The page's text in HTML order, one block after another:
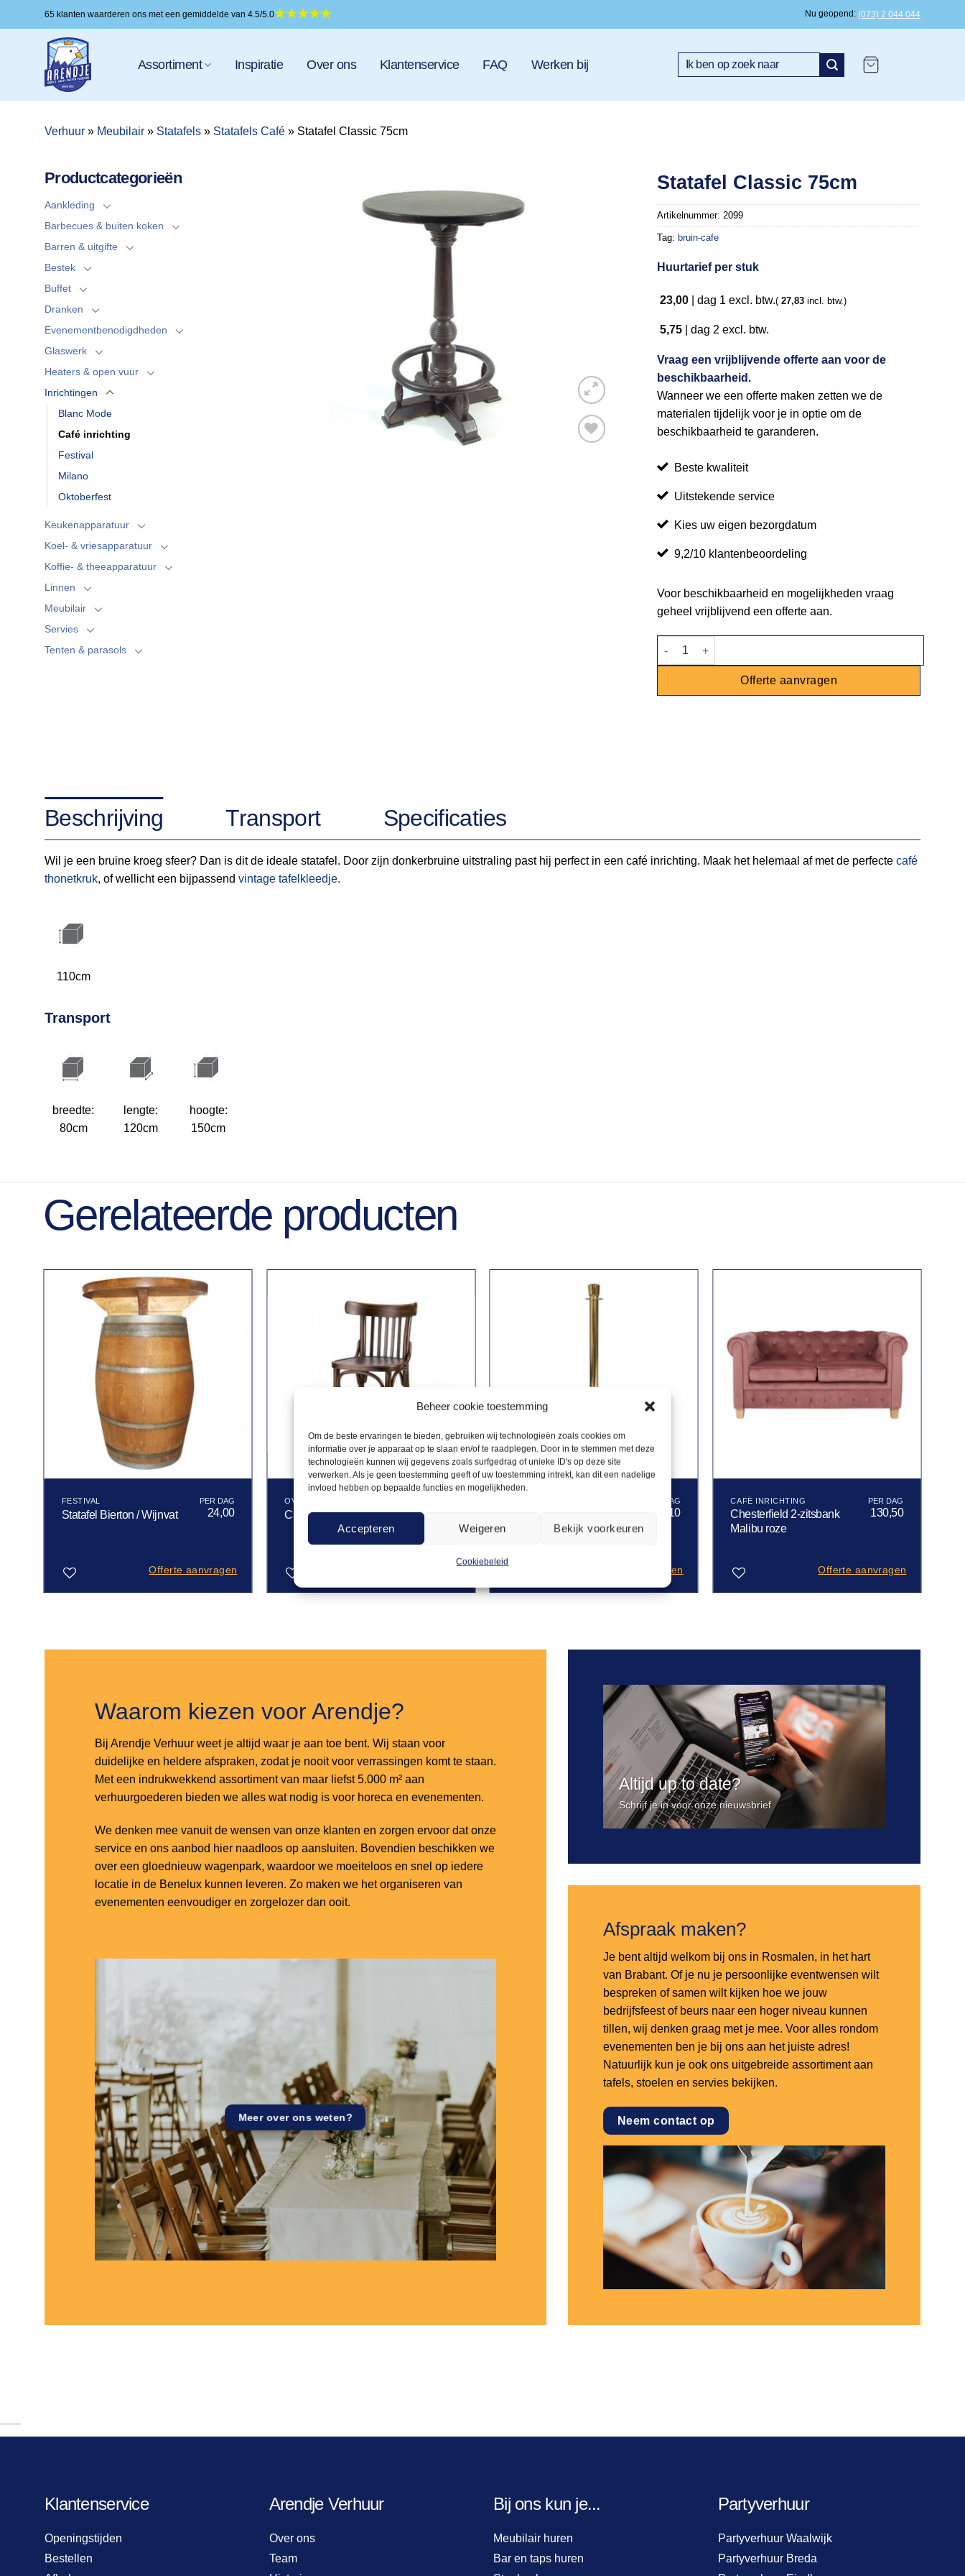
Beheer cookie toestemming
Om de beste ervaringen te bieden, gebruiken wij technologieën zoals cookies om
informatie over je apparaat op te slaan en/of te raadplegen. Door in te stemmen met deze
technologieën kunnen wij gegevens zoals surfgedrag of unieke ID's op deze site
verwerken. Als je geen toestemming geeft of uw toestemming intrekt, kan dit een nadelige
invloed hebben op bepaalde functies en mogelijkheden.
Accepteren Weigeren Bekijk voorkeuren
Cookiebeleid
naar
65 klanten waarderen ons met een gemiddelde van 4.5/5.0 Nu geopend (073) 2 044 044
Assortiment Inspiratie Over ons Klantenservice FAQ Werken bij
Zoeken
Verhuur » Meubilair » Statafels » Statafels Café » Statafel Classic 75cm
Productcategorieën
Aankleding
Barbecues & buiten koken
Barren & uitgifte
Bestek
Buffet
Dranken
Evenementbenodigdheden
Glaswerk
Heaters & open vuur
Inrichtingen
Blanc Mode
Café inrichting
Festival
Milano
Oktoberfest
Keukenapparatuur
Koel- & vriesapparatuur
Koffie- & theeapparatuur
Linnen
Meubilair
Servies
Tenten & parasols
Statafel Classic 75cm
Artikelnummer:2099
Tag: bruin-cafe
Huurtarief per stuk
23,00 |dag 1 excl. btw.( 27,83 incl. btw.)
5,75 |dag 2 excl. btw.
Vraag een vrijblijvende offerte aan voor de
beschikbaarheid.
Wanneer we een offerte maken zetten we de
materialen tijdelijk voor je in optie om de
beschikbaarheid te garanderen.
Beste kwaliteit
Uitstekende service
Kies uw eigen bezorgdatum
9,2/10 klantenbeoordeling
Voor beschikbaarheid en mogelijkheden vraag
geheel vrijblijvend een offerte aan.
Statafel Classic 75cm aantal
Offerte aanvragen
Beschrijving Transport Specificaties
Wil je een bruine kroeg sfeer? Dan is dit de ideale statafel. Door zijn donkerbruine uitstraling past hij perfect in een café inrichting. Maak het helemaal af met de perfecte café
thonetkruk, of wellicht een bijpassend vintage tafelkleedje.
110cm
Transport
breedte:
80cm
lengte:
120cm
hoogte:
150cm
Gerelateerde producten
FESTIVAL
Statafel Bierton / Wijnvat 24,00
Offerte aanvragen
OVERIGE STOELEN
Caféstoel
Offerte aanvragen
8,10
Offerte aanvragen
CAFÉ INRICHTING
Chesterfield 2-zitsbank
Malibu roze
130,50
Offerte aanvragen
Waarom kiezen voor Arendje?
Bij Arendje Verhuur weet je altijd waar je aan toe bent. Wij staan voor
duidelijke en heldere afspraken, zodat je nooit voor verrassingen komt te staan.
Met een indrukwekkend assortiment van maar liefst 5.000 m² aan
verhuurgoederen bieden we alles wat nodig is voor horeca en evenementen.
We denken mee vanuit de wensen van onze klanten en zorgen ervoor dat onze
service en ons aanbod hier naadloos op aansluiten. Bovendien beschikken we
over een gloednieuw wagenpark, waardoor we moeiteloos en snel op iedere
locatie in de Benelux kunnen leveren. Zo maken we het organiseren van
evenementen eenvoudiger en zorgelozer dan ooit.
Meer over ons weten?
Altijd up to date?
Schrijf je in voor onze nieuwsbrief
Afspraak maken?
Je bent altijd welkom bij ons in Rosmalen, in het hart
van Brabant. Of je nu je persoonlijke eventwensen wilt
bespreken of samen wilt kijken hoe we jouw
bedrijfsfeest of beurs naar een hoger niveau kunnen
tillen, wij denken graag met je mee. Voor alles rondom
evenementen ben je bij ons aan het juiste adres!
Natuurlijk kun je ook ons uitgebreide assortiment aan
tafels, stoelen en servies bekijken.
Neem contact op
Klantenservice
Openingstijden
Bestellen
Arendje Verhuur
Over ons
Team
Bij ons kun je...
Meubilair huren
Bar en taps huren
Partyverhuur
Partyverhuur Waalwijk
Partyverhuur Breda